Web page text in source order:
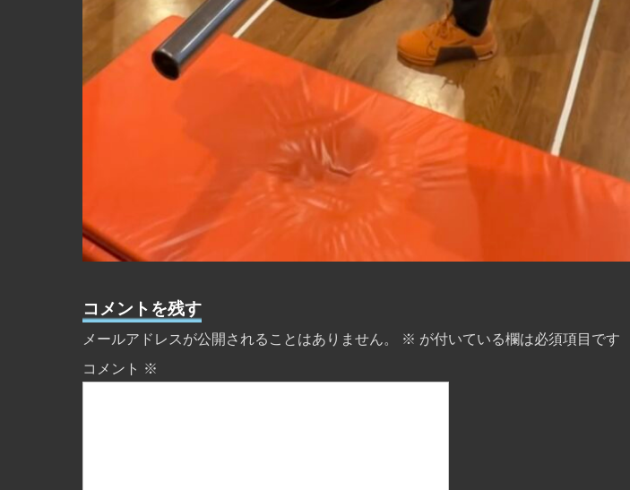
コメントを残す
メールアドレスが公開されることはありません。 ※ が付いている欄は必須項目です
コメント ※